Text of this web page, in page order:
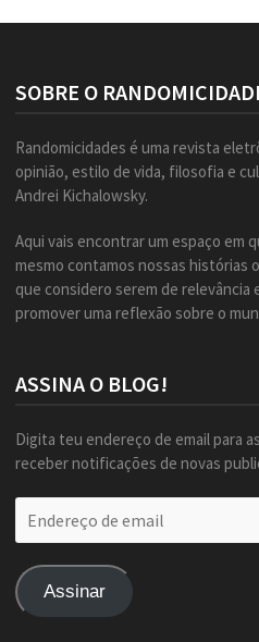
SOBRE O
Randomicidades é uma revista
opinião, estilo de vida, filosofia e
Andrei Kichalowsky.
Aqui vais encontrar um espaço em
mesmo contamos nossas histórias
que considero serem de relevância
promover uma reflexão sobre o
ASSINA O BLOG!
Digita teu endereço de email para
receber notificações de novas
de
Assinar